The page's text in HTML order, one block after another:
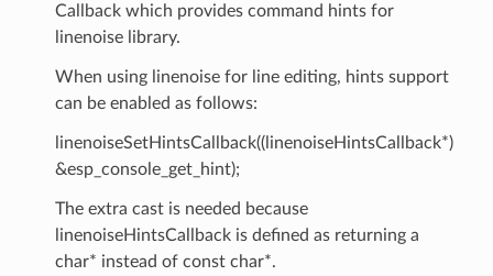
Callback which provides command hints for
linenoise library.
When using linenoise for line editing, hints support
can be enabled as follows:
linenoiseSetHintsCallback((linenoiseHintsCallback*)
&esp_console_get_hint);
The extra cast is needed because
linenoiseHintsCallback is defined as returning a
char* instead of const char*.